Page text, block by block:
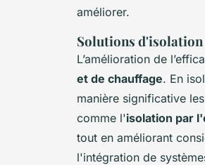
améliorer.
Solutions d'isolation
L’amélioration de
et de chauffage. En
manière significative
comme l'isolation par
tout en améliorant
l'intégration de